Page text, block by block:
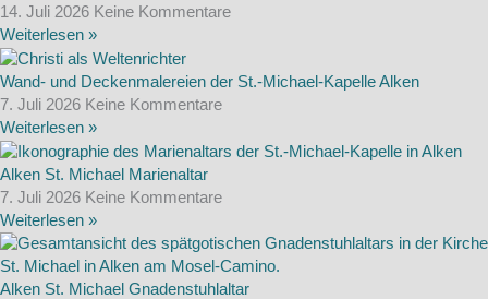
14. Juli 2026 Keine Kommentare
Weiterlesen »
Wand- und Deckenmalereien der St.-Michael-Kapelle Alken
7. Juli 2026 Keine Kommentare
Weiterlesen »
Alken St. Michael Marienaltar
7. Juli 2026 Keine Kommentare
Weiterlesen »
Alken St. Michael Gnadenstuhlaltar